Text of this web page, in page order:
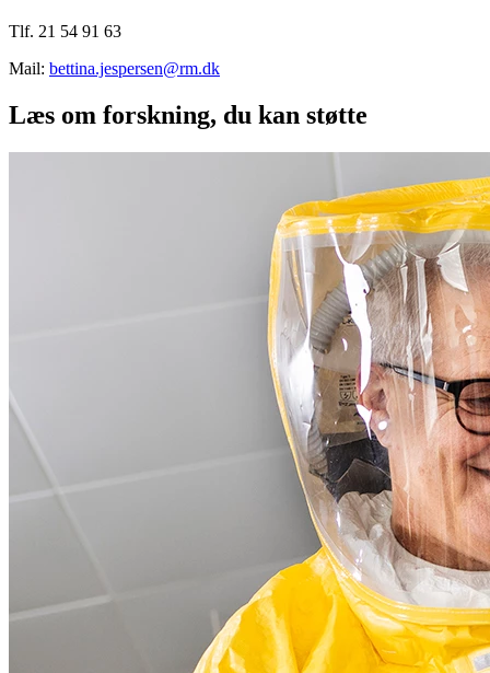
Tlf. 21 54 91 63
Mail: bettina.jespersen@rm.dk
Læs om forskning, du kan støtte